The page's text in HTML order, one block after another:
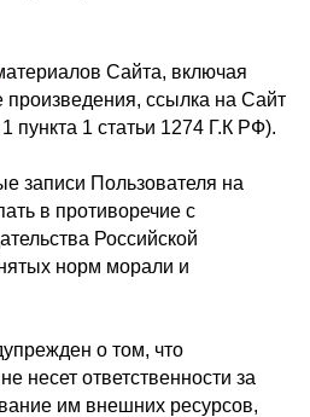
Сайта, включая
ссылка на Сайт
пункта 1 статьи 1274 Г.К РФ).
записи Пользователя на
в противоречие с
Российской
норм морали и
о том, что
несет ответственности за
им внешних ресурсов,